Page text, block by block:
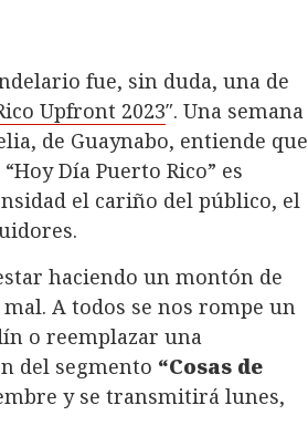
fue, sin duda, una de
Upfront 2023″. Una semana
de Guaynabo, entiende que
Día Puerto Rico” es
el cariño del público, el
haciendo un montón de
A todos se nos rompe un
o reemplazar una
del segmento “Cosas de
y se transmitirá lunes,